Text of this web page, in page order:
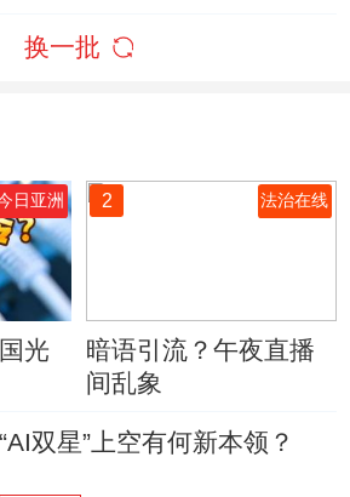
换一批
日亚洲
光
2 法治在线
暗语引流？午夜直播
间乱象
“AI双星”上空有何新本领？